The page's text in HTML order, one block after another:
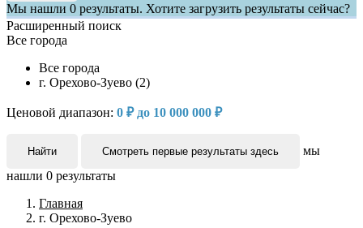
Мы нашли 0 результаты. Хотите загрузить результаты сейчас?
Расширенный поиск
Все города
Все города
г. Орехово-Зуево (2)
Ценовой диапазон: 0 ₽ до 10 000 000 ₽
Найти Смотреть первые результаты здесь
мы
нашли 0 результаты
Главная
г. Орехово-Зуево